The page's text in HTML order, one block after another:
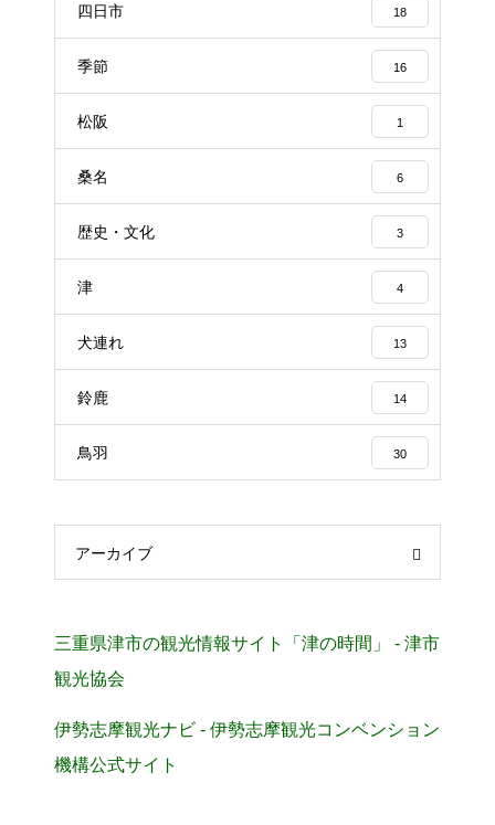
四日市 18
季節 16
松阪 1
桑名 6
歴史・文化 3
津 4
犬連れ 13
鈴鹿 14
鳥羽 30
アーカイブ
三重県津市の観光情報サイト「津の時間」 - 津市
観光協会
伊勢志摩観光ナビ - 伊勢志摩観光コンベンション
機構公式サイト